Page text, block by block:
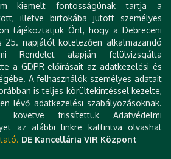
Nagy Patrícia (DE GTK),
Dávid (MNB), Molnár
(OTB Bank Nyrt.), Sass Pál
Zrt.), Szege György (MBH
Nyrt.), Tóth Róbert
E-Green Zrt.)
kiemelt fontosságúnak tartja a
illetve birtokába jutott személyes
tájékoztatjuk Önt, hogy a Debreceni
25. napjától kötelezően alkalmazandó
Rendelet alapján felülvizsgálta
a GDPR előírásait az adatkezelési és
A felhasználók személyes adatait
is teljes körültekintéssel kezelte,
lévő adatkezelési szabályozásoknak.
frissítettük Adatvédelmi
az alábbi linkre kattintva olvashat
DE Kancellária VIR Központ